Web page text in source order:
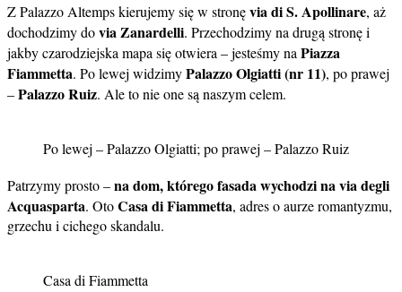
Z Palazzo Altemps kierujemy się w stronęvia di S. Apollinare, aż
dochodzimy dovia Zanardelli. Przechodzimy na drugą stronę i
jakby czarodziejska mapa się otwiera – jesteśmy naPiazza
Fiammetta. Po lewej widzimyPalazzo Olgiatti (nr 11), po prawej
–Palazzo Ruiz. Ale to nie one są naszym celem.
Po lewej – Palazzo Olgiatti; po prawej – Palazzo Ruiz
Patrzymy prosto –na dom, którego fasada wychodzi na via degli
Acquasparta. OtoCasa di Fiammetta, adres o aurze romantyzmu,
grzechu i cichego skandalu.
Casa di Fiammetta